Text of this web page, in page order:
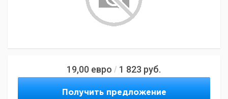
19,00 евро / 1 823 руб.
Получить предложение